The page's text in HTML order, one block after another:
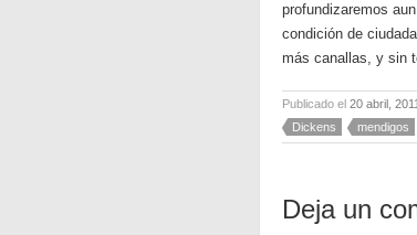
profundizaremos
condición de
más canallas, y sin
Publicado el 20 abril, 2011
Dickens
mendigos
Deja un